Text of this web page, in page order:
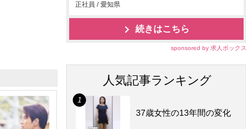
正社員 / 愛知県
続きはこちら
sponsored by 求人ボックス
人気記事ランキング
37歳女性の13年間の変化